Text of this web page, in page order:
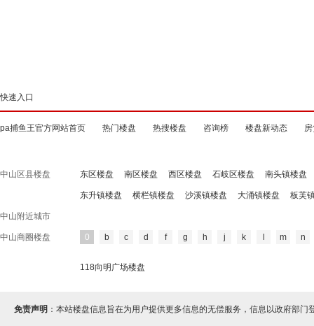
快速入口
pa捕鱼王官方网站首页 热门楼盘 热搜楼盘 咨询榜 楼盘新动态
中山区县楼盘 东区楼盘 南区楼盘 西区楼盘 石岐区楼盘 南头镇楼盘
东升镇楼盘 横栏镇楼盘 沙溪镇楼盘 大涌镇楼盘 板芙
中山附近城市
中山商圈楼盘 0 b c d f g h j k m n
118向明广场楼盘
免责声明 ：本站楼盘信息旨在为用户提供更多信息的无偿服务，信息以政府部门